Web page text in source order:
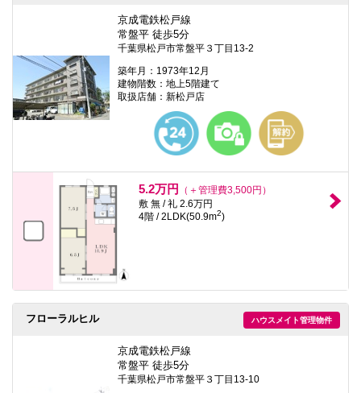
京成電鉄松戸線
常盤平 徒歩5分
千葉県松戸市常盤平３丁目13-2
築年月：1973年12月
建物階数：地上5階建て
取扱店舗：新松戸店
5.2万円
（＋管理費3,500円）
敷 無 / 礼 2.6万円
4階 / 2LDK(50.9m2)
ハウスメイト管理物件
フローラルヒル
京成電鉄松戸線
常盤平 徒歩5分
千葉県松戸市常盤平３丁目13-10